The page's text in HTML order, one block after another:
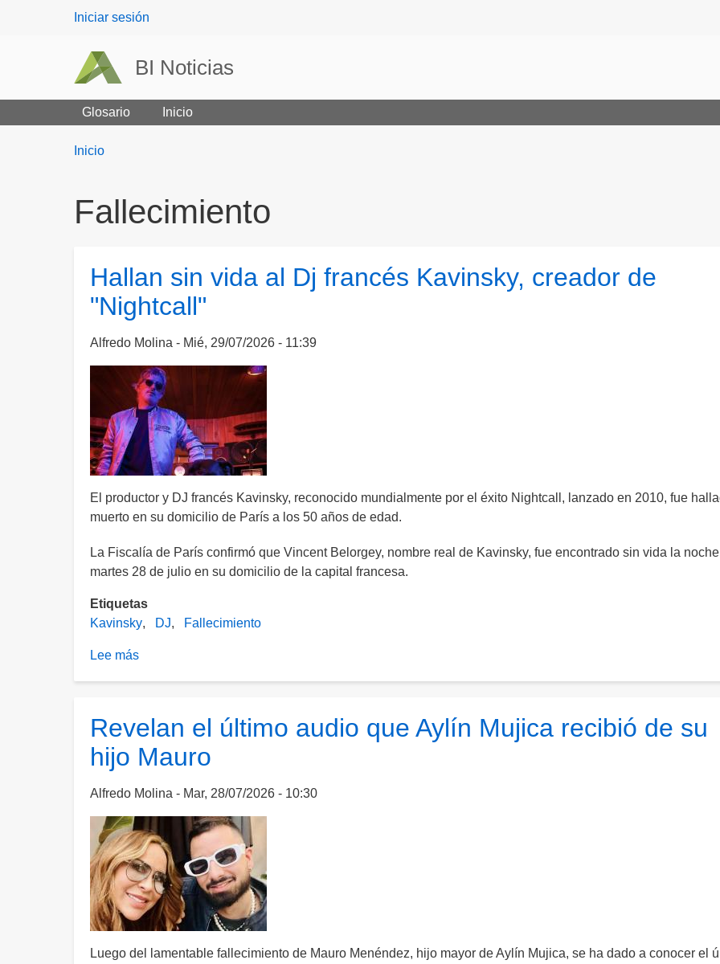
User
Iniciar sesión
BI Noticias
Glosario Inicio
Breadcrumbs
You
Inicio
Fallecimiento
Hallan sin vida al Dj francés Kavinsky, creador de
"Nightcall"
Alfredo Molina Mié, 29/07/2026 - 11:39
El productor y DJ francés Kavinsky, reconocido mundialmente por el éxito Nightcall, lanzado en 2010, fue
muerto en su domicilio de París a los 50 años de edad.
La Fiscalía de París confirmó que Vincent Belorgey, nombre real de Kavinsky, fue encontrado sin vida la
martes 28 de julio en su domicilio de la capital francesa.
Etiquetas
Kavinsky
DJ Fallecimiento
Lee más
al
Dj
Kavinsky,
de
"Nightcall"
Revelan el último audio que Aylín Mujica recibió de su
hijo Mauro
Alfredo Molina Mar, 28/07/2026 - 10:30
Luego del lamentable fallecimiento de Mauro Menéndez, hijo mayor de Aylín Mujica, se ha dado a conocer el